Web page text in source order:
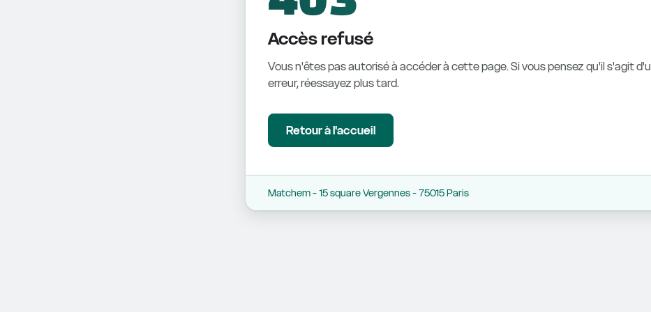
Accès refusé
Vous n'êtes pas autorisé à accéder à cette page. Si vous pensez qu'il s'agit
erreur, réessayez plus tard.
Retour à l'accueil
Matchem - 15 square Vergennes - 75015 Paris